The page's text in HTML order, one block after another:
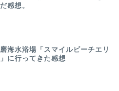
感想。
海水浴場「スマイルビーチエリ
に行ってきた感想